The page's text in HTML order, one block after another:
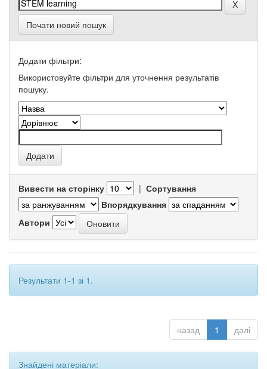
Почати новий пошук
Додати фільтри:
Використовуйте фільтри для уточнення результатів
пошуку.
Вивести на сторінку | Сортування
Впорядкування
Автори
Результати 1-1 зі 1.
назад 1 далі
Знайдені матеріали: